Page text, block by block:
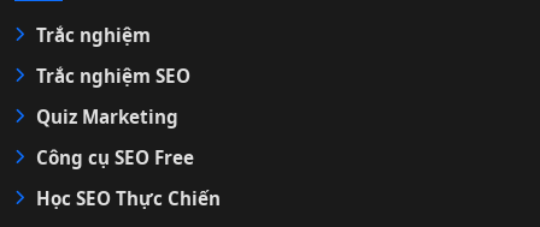
Trắc nghiệm
Trắc nghiệm SEO
Quiz Marketing
Công cụ SEO Free
Học SEO Thực Chiến